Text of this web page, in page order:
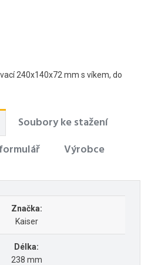
240x140x72 mm s víkem, do
Soubory ke stažení
Výrobce
Značka:
Kaiser
Délka:
238 mm